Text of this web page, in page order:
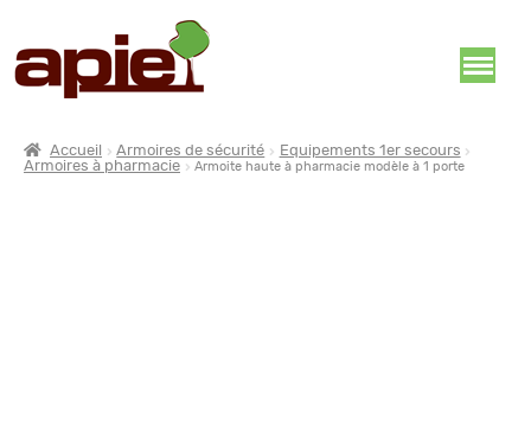
Accueil Armoires de sécurité
Equipements 1er secours
Armoires à pharmacie
Armoite haute à pharmacie modèle à 1 porte